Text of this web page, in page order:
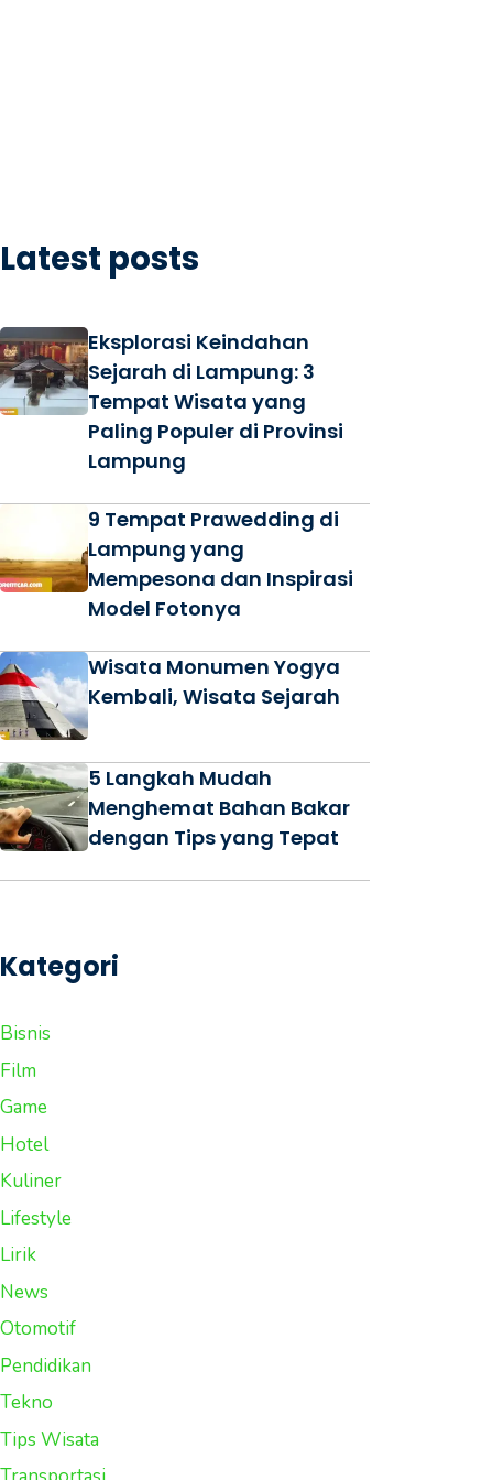
Latest posts
Eksplorasi Keindahan
Sejarah di Lampung: 3
Tempat Wisata yang
Paling Populer di Provinsi
Lampung
9 Tempat Prawedding di
Lampung yang
Mempesona dan Inspirasi
Model Fotonya
Wisata Monumen Yogya
Kembali, Wisata Sejarah
5 Langkah Mudah
Menghemat Bahan Bakar
dengan Tips yang Tepat
Kategori
Bisnis
Film
Game
Hotel
Kuliner
Lifestyle
Lirik
News
Otomotif
Pendidikan
Tekno
Tips Wisata